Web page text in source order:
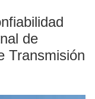
de
Transmisión